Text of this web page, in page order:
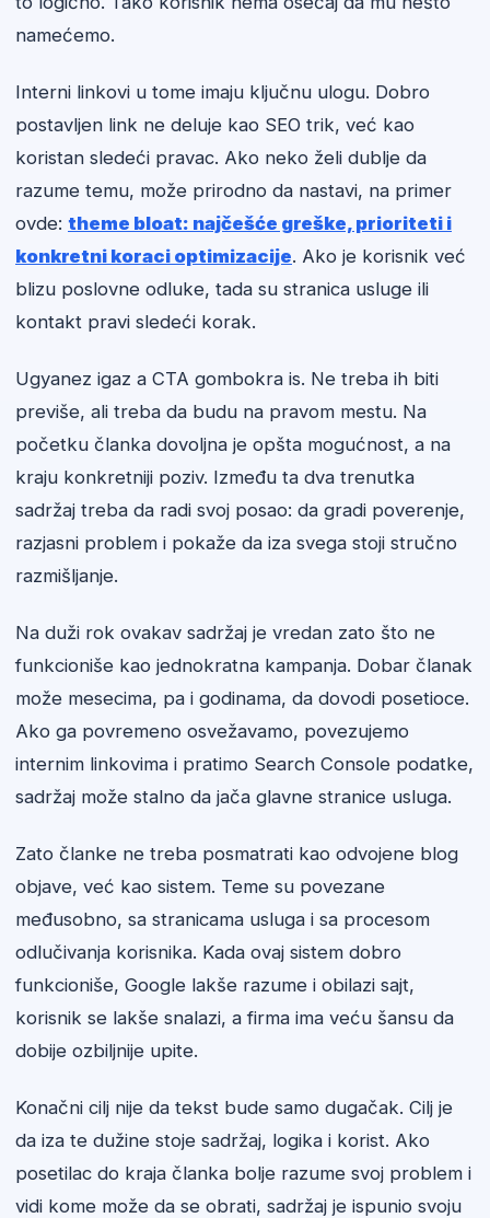
namećemo.
Interni linkovi u tome imaju ključnu ulogu. Dobro
postavljen link ne deluje kao SEO trik, već kao
koristan sledeći pravac. Ako neko želi dublje da
razume temu, može prirodno da nastavi, na primer
ovde: theme bloat: najčešće greške, prioriteti i
konkretni koraci optimizacije. Ako je korisnik već
blizu poslovne odluke, tada su stranica usluge ili
kontakt pravi sledeći korak.
Ugyanez igaz a CTA gombokra is. Ne treba ih biti
previše, ali treba da budu na pravom mestu. Na
početku članka dovoljna je opšta mogućnost, a na
kraju konkretniji poziv. Između ta dva trenutka
sadržaj treba da radi svoj posao: da gradi poverenje,
razjasni problem i pokaže da iza svega stoji stručno
razmišljanje.
Na duži rok ovakav sadržaj je vredan zato što ne
funkcioniše kao jednokratna kampanja. Dobar članak
može mesecima, pa i godinama, da dovodi posetioce.
Ako ga povremeno osvežavamo, povezujemo
internim linkovima i pratimo Search Console podatke,
sadržaj može stalno da jača glavne stranice usluga.
Zato članke ne treba posmatrati kao odvojene blog
objave, već kao sistem. Teme su povezane
međusobno, sa stranicama usluga i sa procesom
odlučivanja korisnika. Kada ovaj sistem dobro
funkcioniše, Google lakše razume i obilazi sajt,
korisnik se lakše snalazi, a firma ima veću šansu da
dobije ozbiljnije upite.
Konačni cilj nije da tekst bude samo dugačak. Cilj je
da iza te dužine stoje sadržaj, logika i korist. Ako
posetilac do kraja članka bolje razume svoj problem i
vidi kome može da se obrati, sadržaj je ispunio svoju